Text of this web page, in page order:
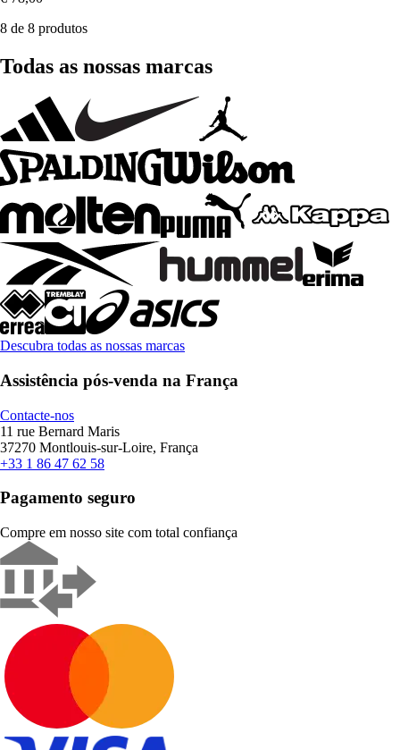
8 de 8 produtos
Todas as nossas marcas
Descubra todas as nossas marcas
Assistência pós-venda na França
Contacte-nos
11 rue Bernard Maris
37270 Montlouis-sur-Loire, França
+33 1 86 47 62 58
Pagamento seguro
Compre em nosso site com total confiança